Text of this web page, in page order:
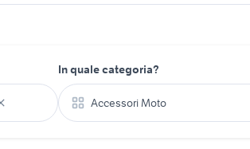
In quale categoria?
Accessori Moto